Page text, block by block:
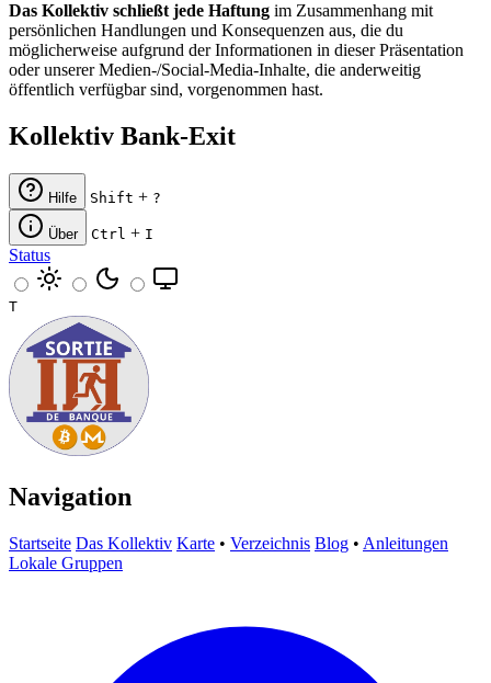
Das Kollektiv schließt jede Haftung im Zusammenhang mit
persönlichen Handlungen und Konsequenzen aus, die du
möglicherweise aufgrund der Informationen in dieser Präsentation
oder unserer Medien-/Social-Media-Inhalte, die anderweitig
öffentlich verfügbar sind, vorgenommen hast.
Kollektiv Bank-Exit
Hilfe Shift + ?
Über Ctrl + I
Status
T
Navigation
Startseite Das Kollektiv Karte • Verzeichnis Blog • Anleitungen
Lokale Gruppen